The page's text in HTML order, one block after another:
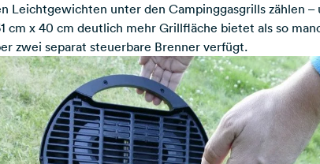
Leichtgewichten unter den Campinggasgrills zählen –
cm x 40 cm deutlich mehr Grillfläche bietet als so
zwei separat steuerbare Brenner verfügt.